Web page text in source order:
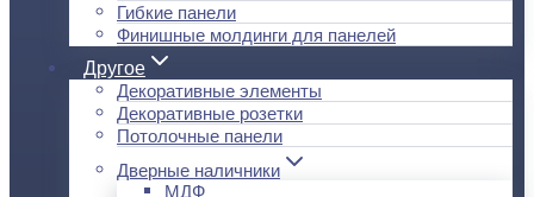
Гибкие панели
Финишные молдинги для панелей
Другое
Декоративные элементы
Декоративные розетки
Потолочные панели
Дверные наличники
МДФ